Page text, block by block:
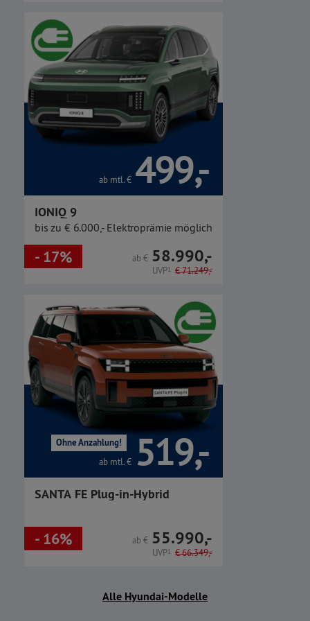
ab mtl. € 499,-
IONIQ 9
bis zu € 6.000,- Elektroprämie möglich
- 17% ab € 58.990,-
UVP1 €71.249,-
ab mtl. €
Ohne Anzahlung! 519,-
SANTA FE Plug-in-Hybrid
- 16% ab € 55.990,-
UVP1 €66.349,-
Alle Hyundai-Modelle